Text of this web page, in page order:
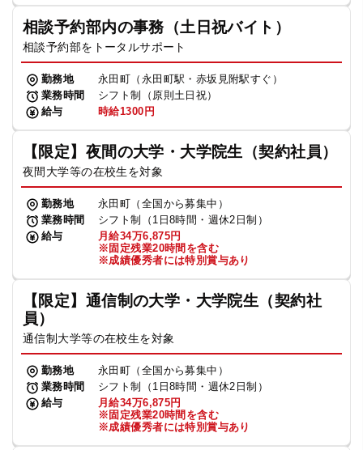
相談予約部内の事務（土日祝バイト）
相談予約部をトータルサポート
勤務地
永田町（永田町駅・赤坂見附駅すぐ）
業務時間
シフト制（原則土日祝）
給与
時給1300円
【限定】夜間の大学・大学院生（契約社員）
夜間大学等の在校生を対象
勤務地
永田町（全国から募集中）
業務時間
シフト制（1日8時間・週休2日制）
給与
月給34万6,875円
※固定残業20時間を含む
※成績優秀者には特別賞与あり
【限定】通信制の大学・大学院生（契約社
員）
通信制大学等の在校生を対象
勤務地
永田町（全国から募集中）
業務時間
シフト制（1日8時間・週休2日制）
給与
月給34万6,875円
※固定残業20時間を含む
※成績優秀者には特別賞与あり